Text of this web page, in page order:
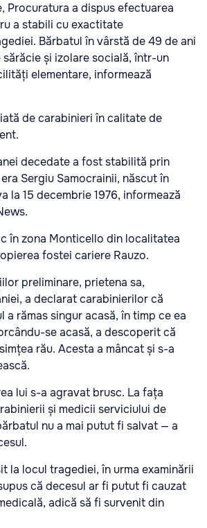
Procuratura a dispus efectuarea
a stabili cu exactitate
Bărbatul în vârstă de 49 de ani
și izolare socială, într-un
elementare, informează
de carabinieri în calitate de
decedate a fost stabilită prin
Sergiu Samocrainii, născut în
la 15 decembrie 1976, informează
în zona Monticello din localitatea
fostei cariere Rauzo.
preliminare, prietena sa,
a declarat carabinierilor că
a rămas singur acasă, în timp ce ea
se acasă, a descoperit că
rău. Acesta a mâncat și s-a
lui s-a agravat brusc. La fața
și medicii serviciului de
nu a mai putut fi salvat — a
la locul tragediei, în urma examinării
că decesul ar fi putut fi cauzat
adică să fi survenit din